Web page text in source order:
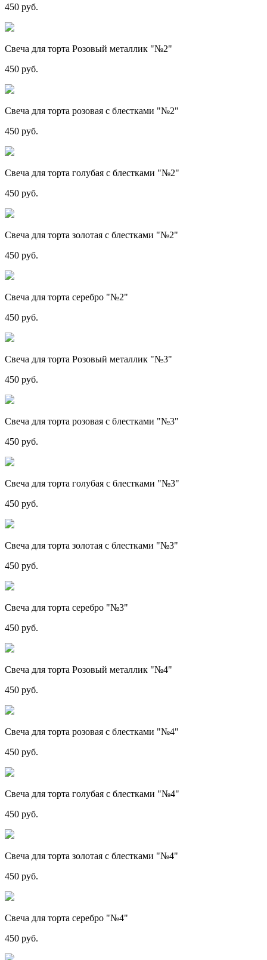
450 руб.
Свеча для торта Розовый металлик "№2"
450 руб.
Свеча для торта розовая с блестками "№2"
450 руб.
Свеча для торта голубая с блестками "№2"
450 руб.
Свеча для торта золотая с блестками "№2"
450 руб.
Свеча для торта серебро "№2"
450 руб.
Свеча для торта Розовый металлик "№3"
450 руб.
Свеча для торта розовая с блестками "№3"
450 руб.
Свеча для торта голубая с блестками "№3"
450 руб.
Свеча для торта золотая с блестками "№3"
450 руб.
Свеча для торта серебро "№3"
450 руб.
Свеча для торта Розовый металлик "№4"
450 руб.
Свеча для торта розовая с блестками "№4"
450 руб.
Свеча для торта голубая с блестками "№4"
450 руб.
Свеча для торта золотая с блестками "№4"
450 руб.
Свеча для торта серебро "№4"
450 руб.